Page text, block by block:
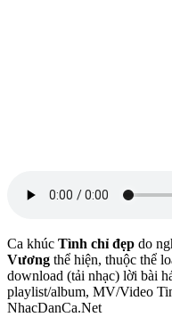
Ca khúc Tình chỉ đẹp do
Vương thể hiện, thuộc thể
download (tải nhạc) lời bài
playlist/album, MV/Video
NhacDanCa.Net